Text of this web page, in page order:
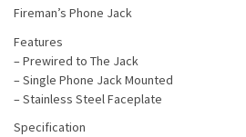
Fireman’s Phone Jack
Features
– Prewired to The Jack
– Single Phone Jack Mounted
– Stainless Steel Faceplate
Specification